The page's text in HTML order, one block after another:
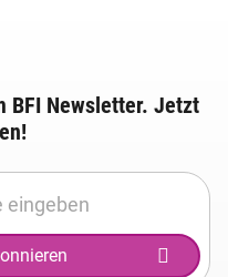
BFI Newsletter. Jetzt